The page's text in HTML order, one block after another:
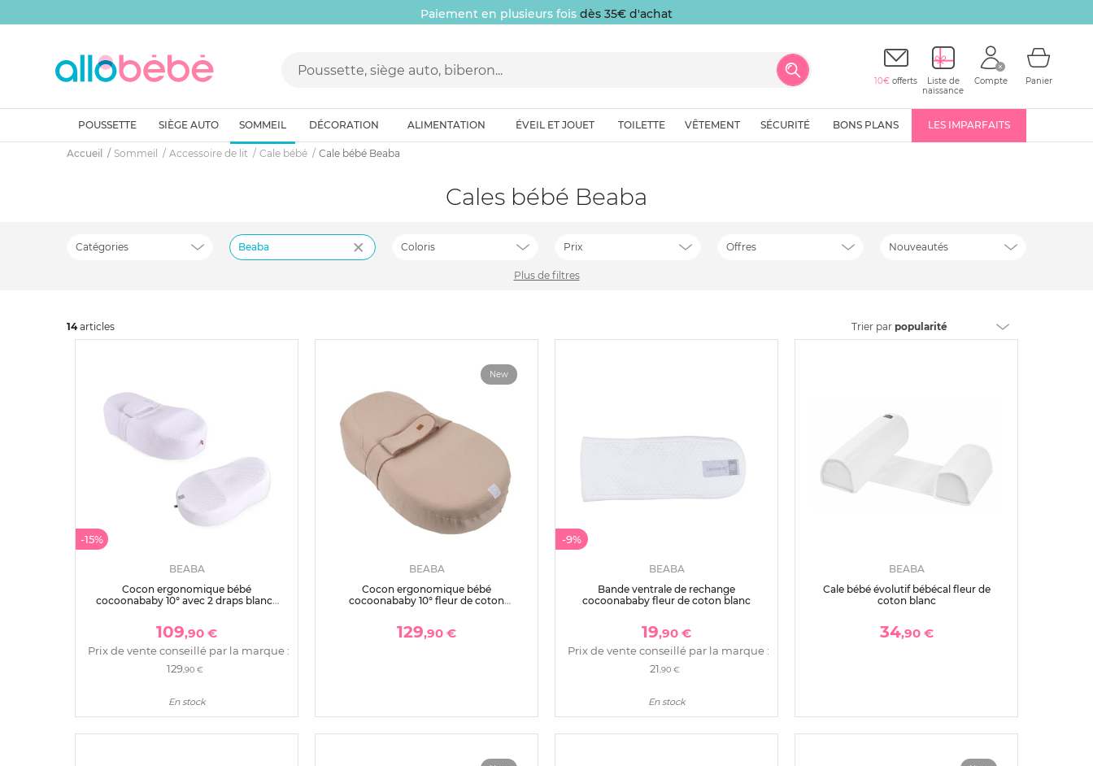
Paiement en plusieurs fois dès 35€ d'achat
10€ offerts
Liste de
naissance
Compte Panier
POUSSETTE SIÈGE AUTO SOMMEIL DÉCORATION ALIMENTATION ÉVEIL ET JOUET TOILETTE VÊTEMENT SÉCURITÉ BONS PLANS LES IMPARFAITS
Accueil Sommeil Accessoire de lit Cale bébé Cale bébé Beaba
Cales bébé Beaba
Catégories Beaba Coloris Prix Offres Nouveautés
Plus de filtres
14articles Trier par popularité
-15%
BEABA
Cocon ergonomique bébé
cocoonababy 10° avec 2 draps blancs
109,90 €
Prix de vente conseillé par la marque :
129,90 €
En stock
New
BEABA
Cocon ergonomique bébé
cocoonababy 10° fleur de coton
129,90 €
-9%
BEABA
Bande ventrale de rechange
cocoonababy fleur de coton blanc
19,90 €
Prix de vente conseillé par la marque :
21 ,90 €
En stock
BEABA
Cale bébé évolutif bébécal fleur de
coton blanc
34,90 €